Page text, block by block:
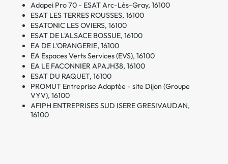
Adapei Pro 70 - ESAT Arc-Lès-Gray, 16100
ESAT LES TERRES ROUSSES, 16100
ESATONIC LES OVIERS, 16100
ESAT DE L'ALSACE BOSSUE, 16100
EA DE L'ORANGERIE, 16100
EA Espaces Verts Services (EVS), 16100
EA LE FACONNIER APAJH38, 16100
ESAT DU RAQUET, 16100
PROMUT Entreprise Adaptée - site Dijon (Groupe
VYV), 16100
AFIPH ENTREPRISES SUD ISERE GRESIVAUDAN,
16100